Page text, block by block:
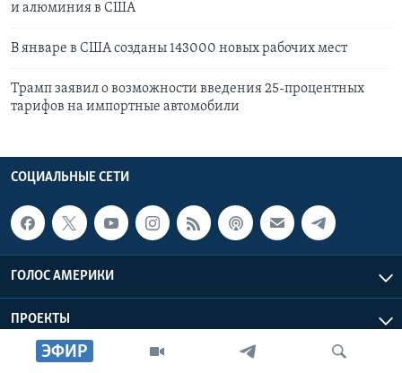
ЭФИР
и алюминия в США
В январе в США созданы 143000 новых рабочих мест
Трамп заявил о возможности введения 25-процентных
тарифов на импортные автомобили
СОЦИАЛЬНЫЕ СЕТИ
ГОЛОС АМЕРИКИ
ПРОЕКТЫ